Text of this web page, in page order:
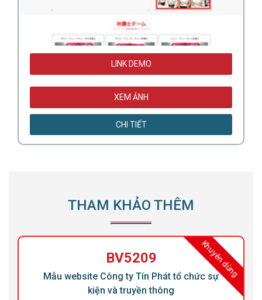
LINK DEMO
XEM ẢNH
CHI TIẾT
THAM KHẢO THÊM
Khuyên dùng
BV5209
Mẫu website Công ty Tín Phát tổ chức sự
kiện và truyền thông